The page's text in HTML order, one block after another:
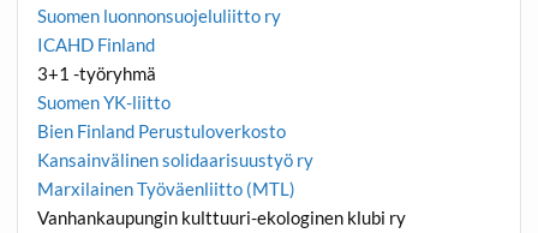
Suomen luonnonsuojeluliitto ry
ICAHD Finland
3+1 -työryhmä
Suomen YK-liitto
Bien Finland Perustuloverkosto
Kansainvälinen solidaarisuustyö ry
Marxilainen Työväenliitto (MTL)
Vanhankaupungin kulttuuri-ekologinen klubi ry